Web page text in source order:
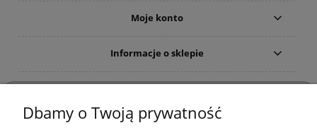
Moje konto
Informacje o sklepie
Sklep internetowy Shoper.pl
Dbamy o Twoją prywatność